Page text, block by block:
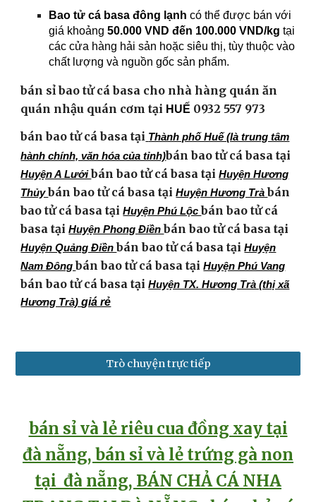
Bao tử cá basa đông lạnh có thể được bán với
giá khoảng50.000 VND đến 100.000 VND/kg tại
các cửa hàng hải sản hoặc siêu thị, tùy thuộc vào
chất lượng và nguồn gốc sản phẩm.
bán sỉ bao tử cá basa cho nhà hàng quán ăn
quán nhậu quán cơm tại HUẾ 0932 557 973
bán bao tử cá basa tại Thành phố Huế (là trung tâm
hành chính, văn hóa của tỉnh)bán bao tử cá basa tại
Huyện A Lưới bán bao tử cá basa tạiHuyện Hương
Thủy bán bao tử cá basa tạiHuyện Hương Trà bán
bao tử cá basa tạiHuyện Phú Lộc bán bao tử cá
basa tạiHuyện Phong Điền bán bao tử cá basa tại
Huyện Quảng Điền bán bao tử cá basa tạiHuyện
Nam Đông bán bao tử cá basa tạiHuyện Phú Vang
bán bao tử cá basa tạiHuyện TX. Hương Trà (thị xã
Hương Trà)giá rẻ
Trò chuyện trực tiếp
bán sỉ và lẻ riêu cua đồng xay tại
đà nẵng, bán sỉ và lẻ trứng gà non
tại đà nẵng, BÁN CHẢ CÁ NHA